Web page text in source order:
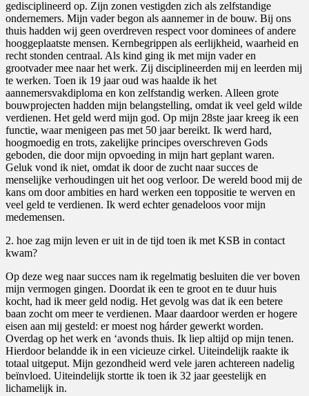
gedisciplineerd op. Zijn zonen vestigden zich als zelfstandige
ondernemers. Mijn vader begon als aannemer in de bouw. Bij ons
thuis hadden wij geen overdreven respect voor dominees of andere
hooggeplaatste mensen. Kernbegrippen als eerlijkheid, waarheid en
recht stonden centraal. Als kind ging ik met mijn vader en
grootvader mee naar het werk. Zij disciplineerden mij en leerden mij
te werken. Toen ik 19 jaar oud was haalde ik het
aannemersvakdiploma en kon zelfstandig werken. Alleen grote
bouwprojecten hadden mijn belangstelling, omdat ik veel geld wilde
verdienen. Het geld werd mijn god. Op mijn 28ste jaar kreeg ik een
functie, waar menigeen pas met 50 jaar bereikt. Ik werd hard,
hoogmoedig en trots, zakelijke principes overschreven Gods
geboden, die door mijn opvoeding in mijn hart geplant waren.
Geluk vond ik niet, omdat ik door de zucht naar succes de
menselijke verhoudingen uit het oog verloor. De wereld bood mij de
kans om door ambities en hard werken een toppositie te werven en
veel geld te verdienen. Ik werd echter genadeloos voor mijn
medemensen.
2. hoe zag mijn leven er uit in de tijd toen ik met KSB in contact
kwam?
Op deze weg naar succes nam ik regelmatig besluiten die ver boven
mijn vermogen gingen. Doordat ik een te groot en te duur huis
kocht, had ik meer geld nodig. Het gevolg was dat ik een betere
baan zocht om meer te verdienen. Maar daardoor werden er hogere
eisen aan mij gesteld: er moest nog hárder gewerkt worden.
Overdag op het werk en ‘avonds thuis. Ik liep altijd op mijn tenen.
Hierdoor belandde ik in een vicieuze cirkel. Uiteindelijk raakte ik
totaal uitgeput. Mijn gezondheid werd vele jaren achtereen nadelig
beïnvloed. Uiteindelijk stortte ik toen ik 32 jaar geestelijk en
lichamelijk in.